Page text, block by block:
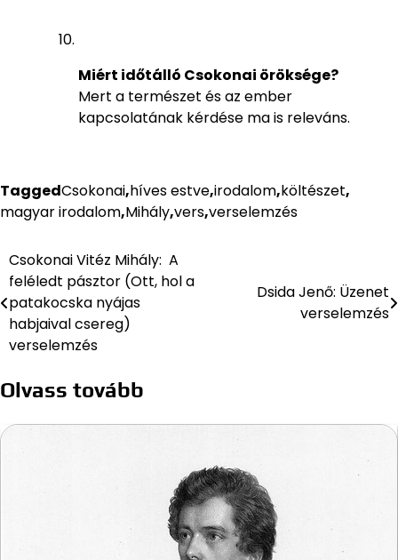
Miért időtálló Csokonai öröksége?
Mert a természet és az ember
kapcsolatának kérdése ma is releváns.
TaggedCsokonai,híves estve,irodalom,költészet,
magyar irodalom,Mihály,vers,verselemzés
Bejegyzés
navigáció
Csokonai Vitéz Mihály: A
feléledt pásztor (Ott, hol a
patakocska nyájas
habjaival csereg)
verselemzés
Dsida Jenő: Üzenet
verselemzés
Olvass tovább